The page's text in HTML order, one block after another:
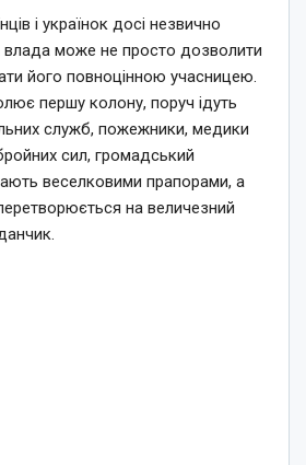
і українок досі незвично
влада може не просто дозволити
його повноцінною учасницею.
першу колону, поруч ідуть
служб, пожежники, медики
сил, громадський
веселковими прапорами, а
на величезний